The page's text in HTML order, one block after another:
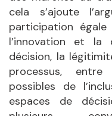
cela s’ajoute
participation
l’innovation et
décision, la
processus,
possibles de
espaces de